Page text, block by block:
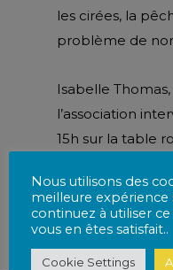
les cirées, la
problème de
Isabelle
l’association
15h sur la table
Nous utilisons des
meilleure expérience
continuez à utiliser
vous en êtes satisfait..
Cookie Settings